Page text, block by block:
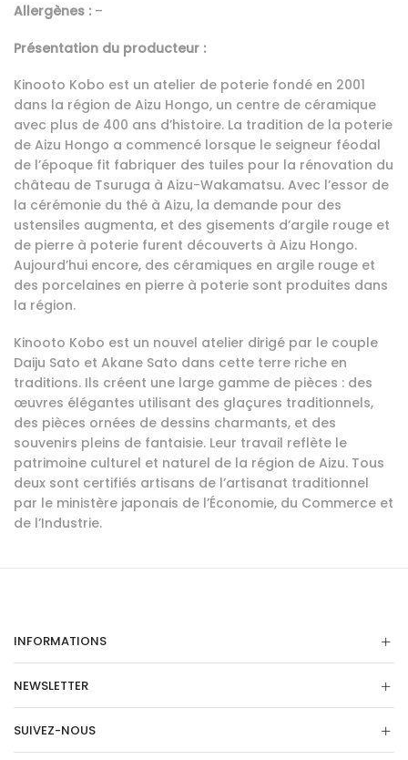
Allergènes : –
Présentation du producteur :
Kinooto Kobo est un atelier de poterie fondé en 2001
dans la région de Aizu Hongo, un centre de céramique
avec plus de 400 ans d’histoire. La tradition de la poterie
de Aizu Hongo a commencé lorsque le seigneur féodal
de l’époque fit fabriquer des tuiles pour la rénovation du
château de Tsuruga à Aizu-Wakamatsu. Avec l’essor de
la cérémonie du thé à Aizu, la demande pour des
ustensiles augmenta, et des gisements d’argile rouge et
de pierre à poterie furent découverts à Aizu Hongo.
Aujourd’hui encore, des céramiques en argile rouge et
des porcelaines en pierre à poterie sont produites dans
la région.
Kinooto Kobo est un nouvel atelier dirigé par le couple
Daiju Sato et Akane Sato dans cette terre riche en
traditions. Ils créent une large gamme de pièces : des
œuvres élégantes utilisant des glaçures traditionnels,
des pièces ornées de dessins charmants, et des
souvenirs pleins de fantaisie. Leur travail reflète le
patrimoine culturel et naturel de la région de Aizu. Tous
deux sont certifiés artisans de l’artisanat traditionnel
par le ministère japonais de l’Économie, du Commerce et
de l’Industrie.
INFORMATIONS
NEWSLETTER
SUIVEZ-NOUS